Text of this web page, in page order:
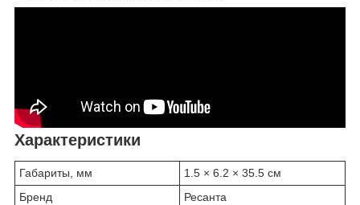
Характеристики
Габариты, мм
1.5 × 6.2 × 35.5 см
Бренд
Ресанта